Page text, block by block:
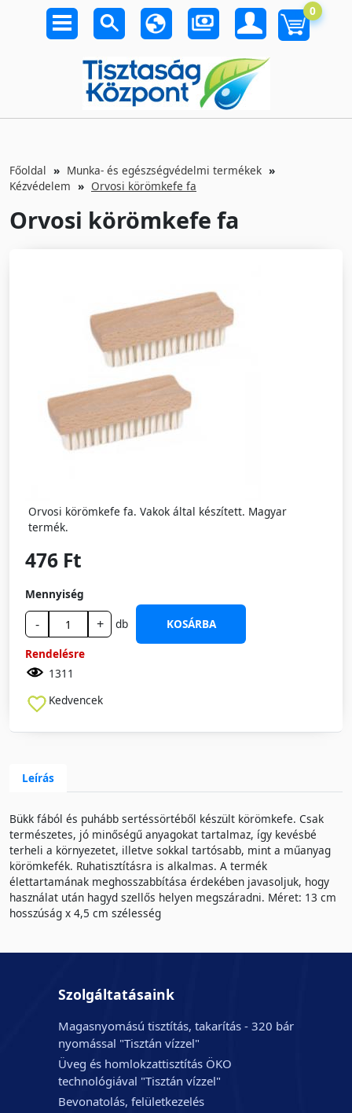
0
Főoldal
Munka- és egészségvédelmi termékek
Kézvédelem
Orvosi körömkefe fa
Orvosi körömkefe fa
Orvosi körömkefe fa. Vakok által készített. Magyar
termék.
476 Ft
Mennyiség
- + db
KOSÁRBA
Rendelésre
1311
Kedvencek
Leírás
Bükk fából és puhább sertéssörtéből készült körömkefe. Csak
természetes, jó minőségű anyagokat tartalmaz, így kevésbé
terheli a környezetet, illetve sokkal tartósabb, mint a műanyag
körömkefék. Ruhatisztításra is alkalmas. A termék
élettartamának meghosszabbítása érdekében javasoljuk, hogy
használat után hagyd szellős helyen megszáradni. Méret: 13 cm
hosszúság x 4,5 cm szélesség
Szolgáltatásaink
Magasnyomású tisztítás, takarítás - 320 bár
nyomással "Tisztán vízzel"
Üveg és homlokzattisztítás ÖKO
technológiával "Tisztán vízzel"
Bevonatolás, felületkezelés